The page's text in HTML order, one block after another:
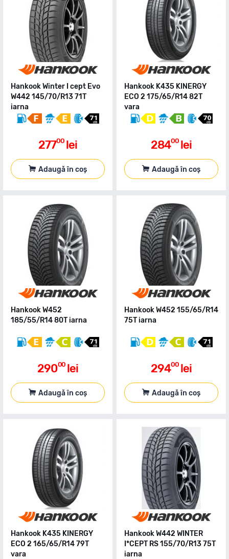
Hankook Winter I cept Evo
W442 145/70/R13 71T
iarna
27700 lei
Adaugă în coș
Hankook K435 KINERGY
ECO 2 175/65/R14 82T
vara
28400 lei
Adaugă în coș
Hankook W452
185/55/R14 80T iarna
29000 lei
Adaugă în coș
Hankook W452 155/65/R14
75T iarna
29400 lei
Adaugă în coș
Hankook K435 KINERGY
ECO 2 165/65/R14 79T
vara
Hankook W442 WINTER
I*CEPT RS 155/70/R13 75T
iarna